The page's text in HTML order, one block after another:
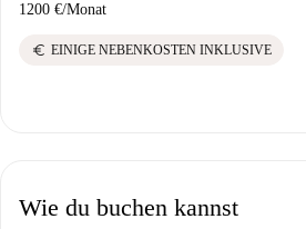
1200 €/Monat
euro EINIGE NEBENKOSTEN INKLUSIVE
Wie du buchen kannst